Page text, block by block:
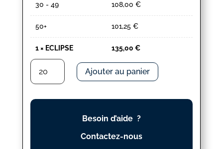
30 - 49 108,00 €
50+ 101,25 €
1× ECLIPSE 135,00 €
quantité
ECLIPSE
Ajouter au panier
Besoin d’aide ?
Contactez-nous